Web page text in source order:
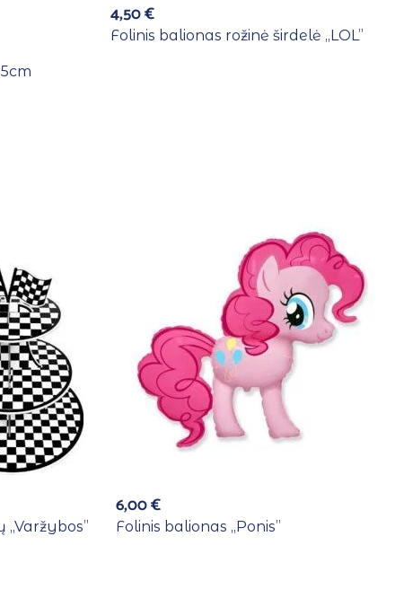
4,50€
Folinis balionas rožinė širdelė ,,LOL”
,,Varžybos”
6,00€
Folinis balionas ,,Ponis”